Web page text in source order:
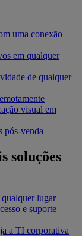
uma conexão
em qualquer
de qualquer
visual em
pós-venda
soluções
lugar
e suporte
a TI corporativa